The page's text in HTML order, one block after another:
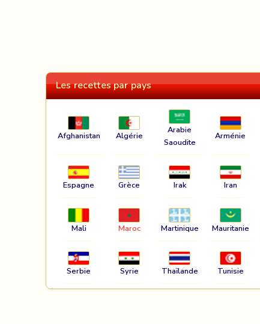
Les recettes par pays
Afghanistan Algérie
Arabie
Saoudite
Arménie
Espagne Grèce Irak Iran
Mali Maroc Martinique Mauritanie
Serbie Syrie Thaïlande Tunisie